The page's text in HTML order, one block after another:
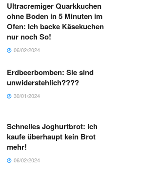
Ultracremiger Quarkkuchen
ohne Boden in 5 Minuten im
Ofen: Ich backe Käsekuchen
nur noch So!
06/02/2024
Erdbeerbomben: Sie sind
unwiderstehlich????
30/01/2024
Schnelles Joghurtbrot: ich
kaufe überhaupt kein Brot
mehr!
06/02/2024